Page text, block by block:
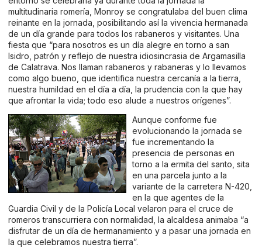
multitudinaria romería, Monroy se congratulaba del buen clima
reinante en la jornada, posibilitando así la vivencia hermanada
de un día grande para todos los rabaneros y visitantes. Una
fiesta que “para nosotros es un día alegre en torno a san
Isidro, patrón y reflejo de nuestra idiosincrasia de Argamasilla
de Calatrava. Nos llaman rabaneros y rabaneras y lo llevamos
como algo bueno, que identifica nuestra cercanía a la tierra,
nuestra humildad en el día a día, la prudencia con la que hay
que afrontar la vida; todo eso alude a nuestros orígenes”.
Aunque conforme fue
evolucionando la jornada se
fue incrementando la
presencia de personas en
torno a la ermita del santo, sita
en una parcela junto a la
variante de la carretera N-420,
en la que agentes de la
Guardia Civil y de la Policía Local velaron para el cruce de
romeros transcurriera con normalidad, la alcaldesa animaba “a
disfrutar de un día de hermanamiento y a pasar una jornada en
la que celebramos nuestra tierra”.